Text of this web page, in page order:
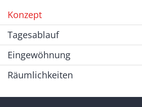
Konzept
Tagesablauf
Eingewöhnung
Räumlichkeiten